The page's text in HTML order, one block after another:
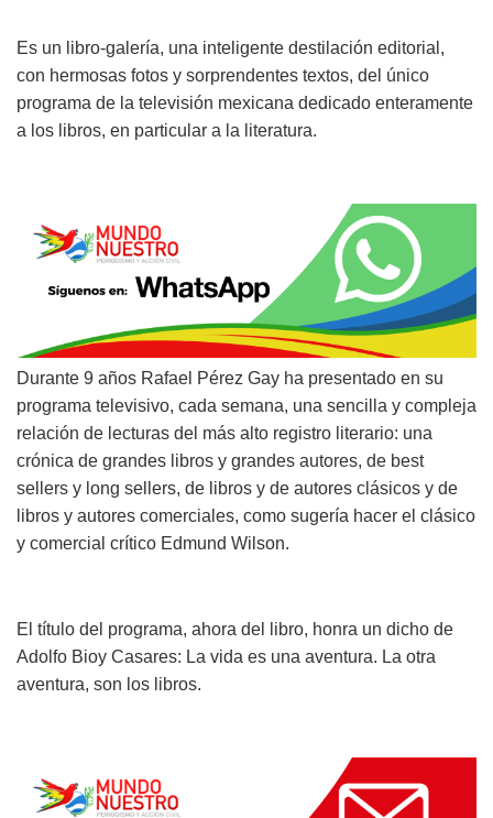
Es un libro-galería, una inteligente destilación editorial,
con hermosas fotos y sorprendentes textos, del único
programa de la televisión mexicana dedicado enteramente
a los libros, en particular a la literatura.
Durante 9 años Rafael Pérez Gay ha presentado en su
programa televisivo, cada semana, una sencilla y compleja
relación de lecturas del más alto registro literario: una
crónica de grandes libros y grandes autores, de best
sellers y long sellers, de libros y de autores clásicos y de
libros y autores comerciales, como sugería hacer el clásico
y comercial crítico Edmund Wilson.
El título del programa, ahora del libro, honra un dicho de
Adolfo Bioy Casares: La vida es una aventura. La otra
aventura, son los libros.